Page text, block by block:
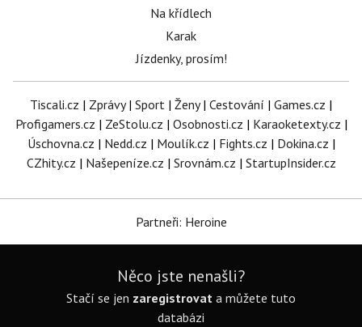
Na křídlech
Karak
Jízdenky, prosím!
Tiscali.cz | Zprávy| Sport | Ženy| Cestování | Games.cz |
Profigamers.cz | ZeStolu.cz | Osobnosti.cz | Karaoketexty.cz |
Úschovna.cz | Nedd.cz | Moulík.cz | Fights.cz | Dokina.cz |
CZhity.cz | Našepeníze.cz | Srovnám.cz | StartupInsider.cz
Partneři: Heroine
Něco jste nenašli?
Stačí se jen zaregistrovat a můžete tuto
databázi